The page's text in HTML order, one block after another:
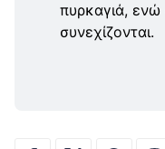
πυρκαγιά, ενώ
συνεχίζονται.